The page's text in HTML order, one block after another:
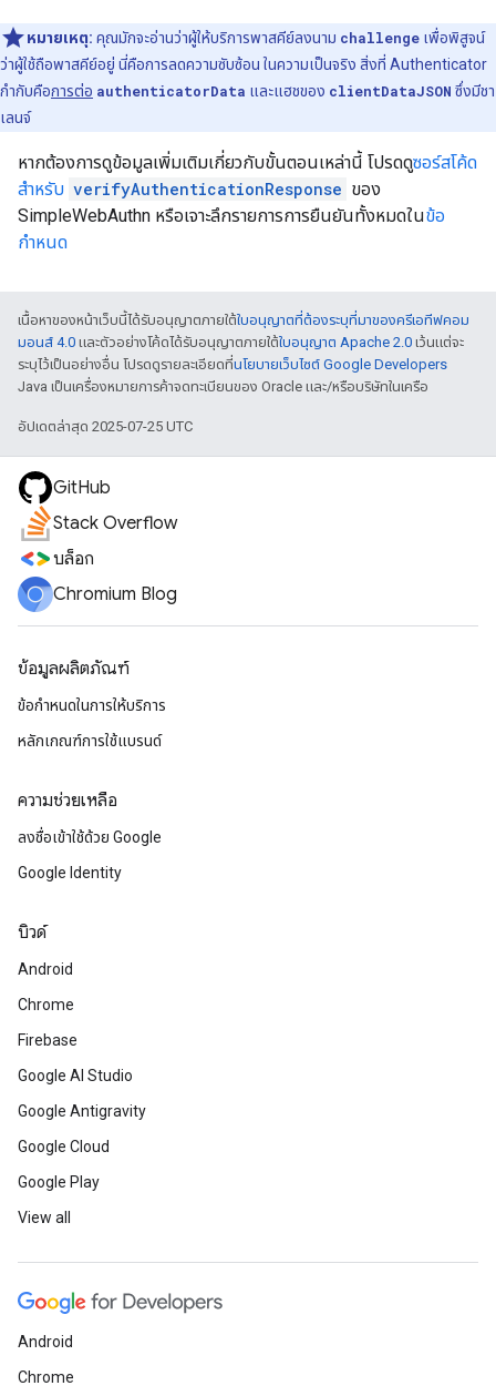
หมายเหตุ: คุณมักจะอ่านว่าผู้ให้บริการพาสคีย์ลงนาม challenge เพื่อพิสูจน์
ว่าผู้ใช้ถือพาสคีย์อยู่ นี่คือการลดความซับซ้อน ในความเป็นจริง สิ่งที่ Authenticator
กำกับคือการต่อ authenticatorData และแฮชของ clientDataJSON ซึ่งมีชา
เลนจ์
หากต้องการดูข้อมูลเพิ่มเติมเกี่ยวกับขั้นตอนเหล่านี้ โปรดดูซอร์สโค้ด
สำหรับ verifyAuthenticationResponse ของ
SimpleWebAuthn หรือเจาะลึกรายการการยืนยันทั้งหมดในข้อ
กำหนด
เนื้อหาของหน้าเว็บนี้ได้รับอนุญาตภายใต้ใบอนุญาตที่ต้องระบุที่มาของครีเอทีฟคอม
มอนส์ 4.0 และตัวอย่างโค้ดได้รับอนุญาตภายใต้ใบอนุญาต Apache 2.0 เว้นแต่จะ
ระบุไว้เป็นอย่างอื่น โปรดดูรายละเอียดที่นโยบายเว็บไซต์ Google Developers
Java เป็นเครื่องหมายการค้าจดทะเบียนของ Oracle และ/หรือบริษัทในเครือ
อัปเดตล่าสุด 2025-07-25 UTC
GitHub
Stack Overflow
บล็อก
Chromium Blog
ข้อมูลผลิตภัณฑ์
ข้อกำหนดในการให้บริการ
หลักเกณฑ์การใช้แบรนด์
ความช่วยเหลือ
ลงชื่อเข้าใช้ด้วย Google
Google Identity
บิวด์
Android
Chrome
Firebase
Google AI Studio
Google Antigravity
Google Cloud
Google Play
View all
Android
Chrome